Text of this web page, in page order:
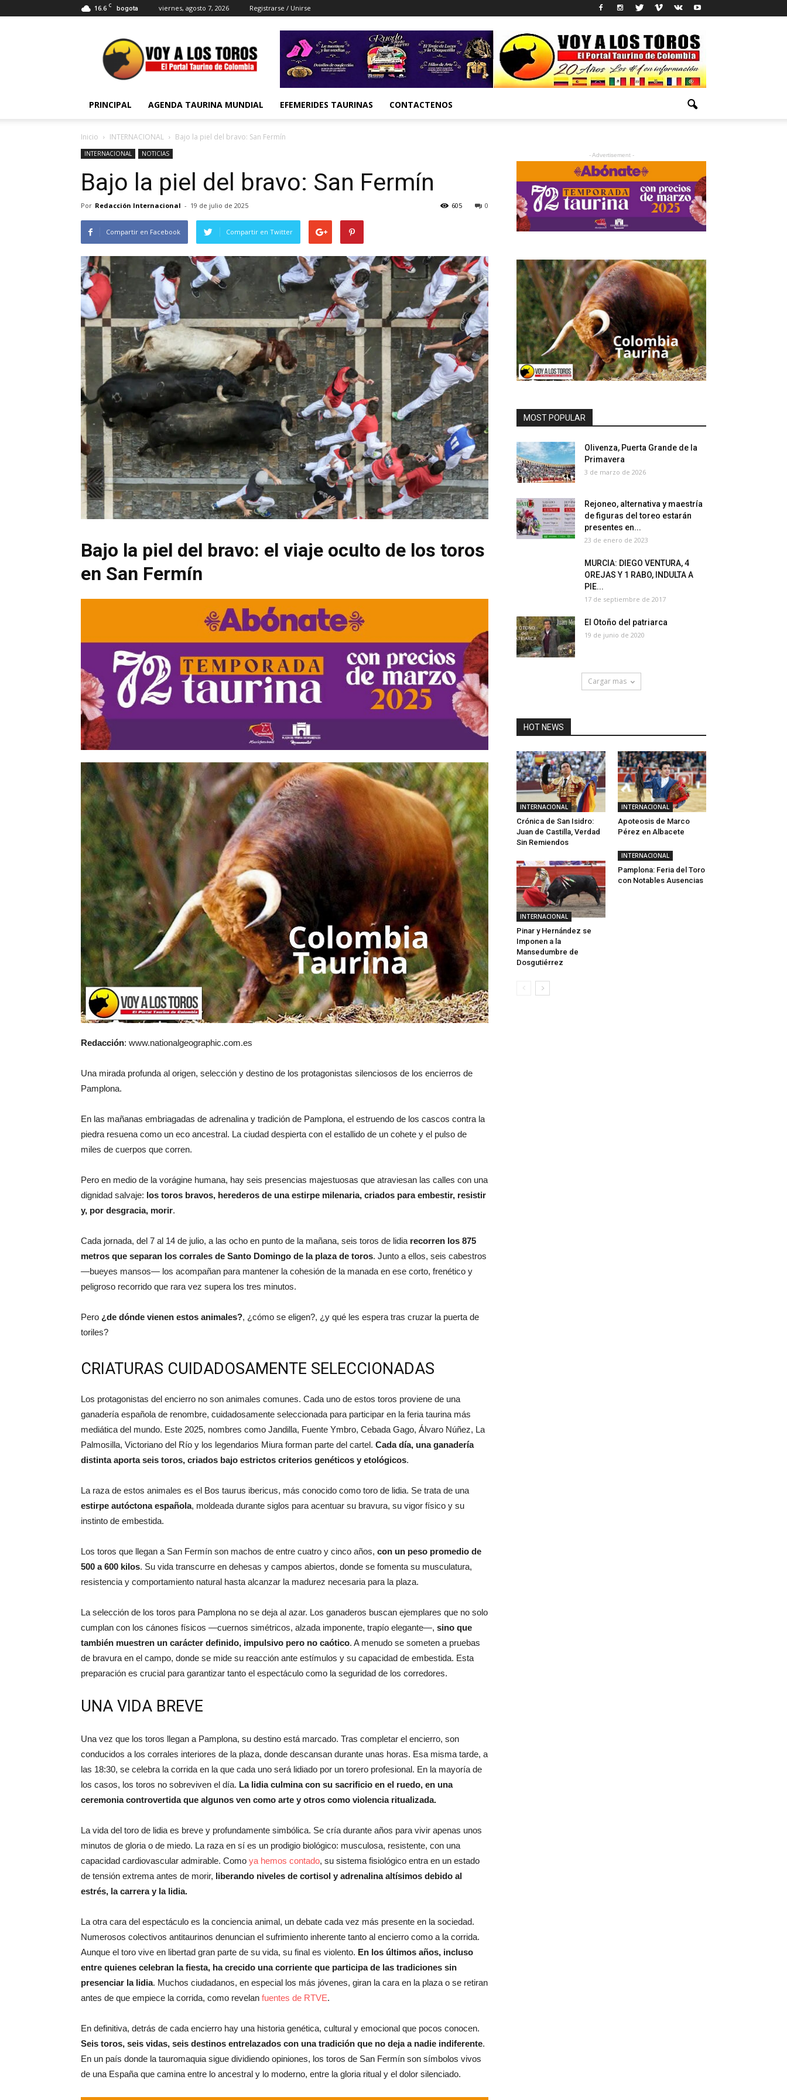
16.6 C bogota viernes, agosto 7, 2026 Registrarse / Unirse
Voy
a
Los
Toros
PRINCIPAL AGENDA TAURINA MUNDIAL EFEMERIDES TAURINAS CONTACTENOS
Inicio INTERNACIONAL Bajo la piel del bravo: San Fermín
INTERNACIONAL NOTICIAS
Bajo la piel del bravo: San Fermín
Por Redacción Internacional - 19 de julio de 2025 0
605
Compartir en Facebook Compartir en Twitter
Bajo la piel del bravo: el viaje oculto de los toros
en San Fermín
Redacción: www.nationalgeographic.com.es
Una mirada profunda al origen, selección y destino de los protagonistas silenciosos de los encierros de
Pamplona.
En las mañanas embriagadas de adrenalina y tradición de Pamplona, el estruendo de los cascos contra la
piedra resuena como un eco ancestral. La ciudad despierta con el estallido de un cohete y el pulso de
miles de cuerpos que corren.
Pero en medio de la vorágine humana, hay seis presencias majestuosas que atraviesan las calles con una
dignidad salvaje: los toros bravos, herederos de una estirpe milenaria, criados para embestir, resistir
y, por desgracia, morir.
Cada jornada, del 7 al 14 de julio, a las ocho en punto de la mañana, seis toros de lidia recorren los 875
metros que separan los corrales de Santo Domingo de la plaza de toros. Junto a ellos, seis cabestros
—bueyes mansos— los acompañan para mantener la cohesión de la manada en ese corto, frenético y
peligroso recorrido que rara vez supera los tres minutos.
Pero ¿de dónde vienen estos animales?, ¿cómo se eligen?, ¿y qué les espera tras cruzar la puerta de
toriles?
CRIATURAS CUIDADOSAMENTE SELECCIONADAS
Los protagonistas del encierro no son animales comunes. Cada uno de estos toros proviene de una
ganadería española de renombre, cuidadosamente seleccionada para participar en la feria taurina más
mediática del mundo. Este 2025, nombres como Jandilla, Fuente Ymbro, Cebada Gago, Álvaro Núñez, La
Palmosilla, Victoriano del Río y los legendarios Miura forman parte del cartel. Cada día, una ganadería
distinta aporta seis toros, criados bajo estrictos criterios genéticos y etológicos.
La raza de estos animales es el Bos taurus ibericus, más conocido como toro de lidia. Se trata de una
estirpe autóctona española, moldeada durante siglos para acentuar su bravura, su vigor físico y su
instinto de embestida.
Los toros que llegan a San Fermín son machos de entre cuatro y cinco años, con un peso promedio de
500 a 600 kilos. Su vida transcurre en dehesas y campos abiertos, donde se fomenta su musculatura,
resistencia y comportamiento natural hasta alcanzar la madurez necesaria para la plaza.
La selección de los toros para Pamplona no se deja al azar. Los ganaderos buscan ejemplares que no solo
cumplan con los cánones físicos —cuernos simétricos, alzada imponente, trapío elegante—, sino que
también muestren un carácter definido, impulsivo pero no caótico. A menudo se someten a pruebas
de bravura en el campo, donde se mide su reacción ante estímulos y su capacidad de embestida. Esta
preparación es crucial para garantizar tanto el espectáculo como la seguridad de los corredores.
UNA VIDA BREVE
Una vez que los toros llegan a Pamplona, su destino está marcado. Tras completar el encierro, son
conducidos a los corrales interiores de la plaza, donde descansan durante unas horas. Esa misma tarde, a
las 18:30, se celebra la corrida en la que cada uno será lidiado por un torero profesional. En la mayoría de
los casos, los toros no sobreviven el día. La lidia culmina con su sacrificio en el ruedo, en una
ceremonia controvertida que algunos ven como arte y otros como violencia ritualizada.
La vida del toro de lidia es breve y profundamente simbólica. Se cría durante años para vivir apenas unos
minutos de gloria o de miedo. La raza en sí es un prodigio biológico: musculosa, resistente, con una
capacidad cardiovascular admirable. Como ya hemos contado, su sistema fisiológico entra en un estado
de tensión extrema antes de morir, liberando niveles de cortisol y adrenalina altísimos debido al
estrés, la carrera y la lidia.
La otra cara del espectáculo es la conciencia animal, un debate cada vez más presente en la sociedad.
Numerosos colectivos antitaurinos denuncian el sufrimiento inherente tanto al encierro como a la corrida.
Aunque el toro vive en libertad gran parte de su vida, su final es violento. En los últimos años, incluso
entre quienes celebran la fiesta, ha crecido una corriente que participa de las tradiciones sin
presenciar la lidia. Muchos ciudadanos, en especial los más jóvenes, giran la cara en la plaza o se retiran
antes de que empiece la corrida, como revelan fuentes de RTVE.
En definitiva, detrás de cada encierro hay una historia genética, cultural y emocional que pocos conocen.
Seis toros, seis vidas, seis destinos entrelazados con una tradición que no deja a nadie indiferente.
En un país donde la tauromaquia sigue dividiendo opiniones, los toros de San Fermín son símbolos vivos
de una España que camina entre lo ancestral y lo moderno, entre la gloria ritual y el dolor silenciado.
- Advertisement -
MOST POPULAR
Olivenza, Puerta Grande de la
Primavera
3 de marzo de 2026
Rejoneo, alternativa y maestría
de figuras del toreo estarán
presentes en...
23 de enero de 2023
MURCIA: DIEGO VENTURA, 4
OREJAS Y 1 RABO, INDULTA A
PIE...
17 de septiembre de 2017
El Otoño del patriarca
19 de junio de 2020
Cargar mas
HOT NEWS
INTERNACIONAL
Crónica de San Isidro:
Juan de Castilla, Verdad
Sin Remiendos
INTERNACIONAL
Apoteosis de Marco
Pérez en Albacete
INTERNACIONAL
Pinar y Hernández se
Imponen a la
Mansedumbre de
Dosgutiérrez
INTERNACIONAL
Pamplona: Feria del Toro
con Notables Ausencias